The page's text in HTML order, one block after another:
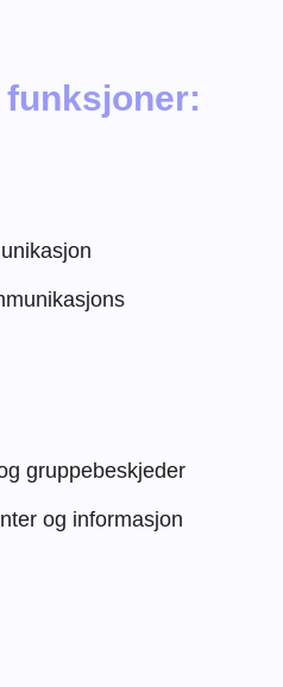
funksjoner:
gruppebeskjeder
og informasjon